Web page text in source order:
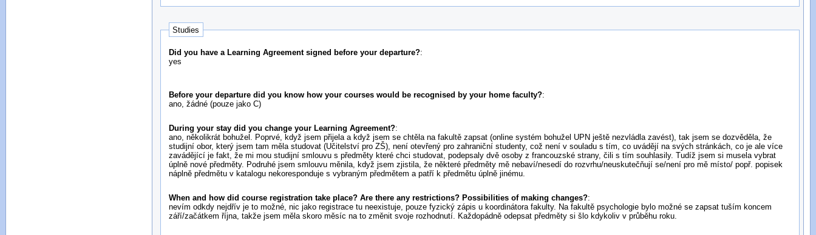
Studies
Did you have a Learning Agreement signed before your departure?:
yes
Before your departure did you know how your courses would be recognised by your home faculty?:
ano, žádné (pouze jako C)
During your stay did you change your Learning Agreement?:
ano, několikrát bohužel. Poprvé, když jsem přijela a když jsem se chtěla na fakultě zapsat (online systém bohužel UPN ještě nezvládla zavést), tak jsem se dozvěděla, že
studijní obor, který jsem tam měla studovat (Učitelství pro ZŠ), není otevřený pro zahraniční studenty, což není v souladu s tím, co uvádějí na svých stránkách, co je ale více
zavádějící je fakt, že mi mou studijní smlouvu s předměty které chci studovat, podepsaly dvě osoby z francouzské strany, čili s tím souhlasily. Tudíž jsem si musela vybrat
úplně nové předměty. Podruhé jsem smlouvu měnila, když jsem zjistila, že některé předměty mě nebaví/nesedí do rozvrhu/neuskutečňují se/není pro mě místo/ popř. popisek
náplně předmětu v katalogu nekoresponduje s vybraným předmětem a patří k předmětu úplně jinému.
When and how did course registration take place? Are there any restrictions? Possibilities of making changes?:
nevím odkdy nejdřív je to možné, nic jako registrace tu neexistuje, pouze fyzický zápis u koordinátora fakulty. Na fakultě psychologie bylo možné se zapsat tuším koncem
září/začátkem října, takže jsem měla skoro měsíc na to změnit svoje rozhodnutí. Každopádně odepsat předměty si šlo kdykoliv v průběhu roku.